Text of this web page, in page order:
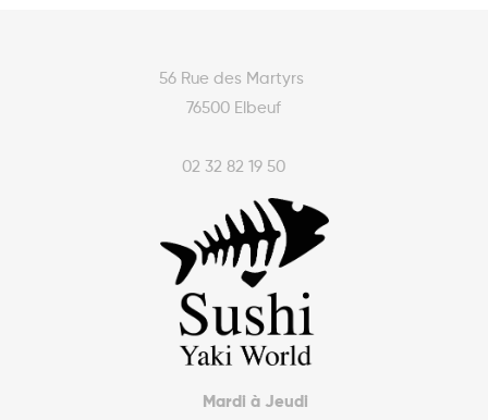
56 Rue des Martyrs
76500 Elbeuf
02 32 82 19 50
Mardi à Jeudi